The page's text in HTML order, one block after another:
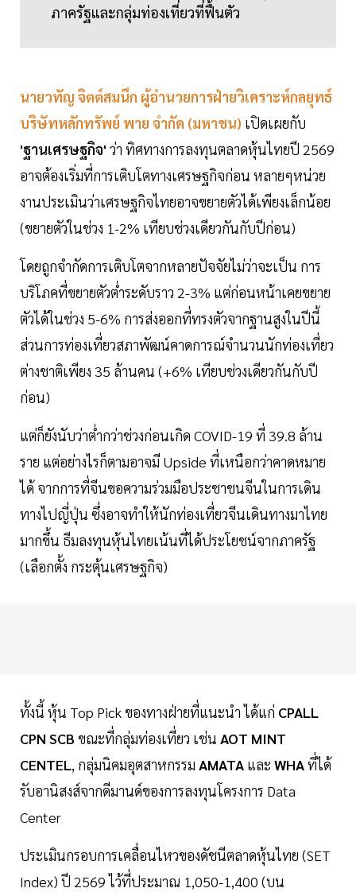
ภาครัฐและกลุ่มท่องเที่ยวที่ฟื้นตัว
นายวทัญ จิตต์สมนึก ผู้อำนวยการฝ่ายวิเคราะห์กลยุทธ์
บริษัทหลักทรัพย์ พาย จำกัด (มหาชน) เปิดเผยกับ
'ฐานเศรษฐกิจ' ว่า ทิศทางการลงทุนตลาดหุ้นไทยปี 2569
อาจต้องเริ่มที่การเติบโตทางเศรษฐกิจก่อน หลายๆหน่วย
งานประเมินว่าเศรษฐกิจไทยอาจขยายตัวได้เพียงเล็กน้อย
(ขยายตัวในช่วง 1-2% เทียบช่วงเดียวกันกับปีก่อน)
โดยถูกจำกัดการเติบโตจากหลายปัจจัยไม่ว่าจะเป็น การ
บริโภคที่ขยายตัวต่ำระดับราว 2-3% แต่ก่อนหน้าเคยขยาย
ตัวได้ในช่วง 5-6% การส่งออกที่ทรงตัวจากฐานสูงในปีนี้
ส่วนการท่องเที่ยวสภาพัฒน์คาดการณ์จำนวนนักท่องเที่ยว
ต่างชาติเพียง 35 ล้านคน (+6% เทียบช่วงเดียวกันกับปี
ก่อน)
แต่ก็ยังนับว่าต่ำกว่าช่วงก่อนเกิด COVID-19 ที่ 39.8 ล้าน
ราย แต่อย่างไรก็ตามอาจมี Upside ที่เหนือกว่าคาดหมาย
ได้ จากการที่จีนขอความร่วมมือประชาชนจีนในการเดิน
ทางไปญี่ปุ่น ซึ่งอาจทำให้นักท่องเที่ยวจีนเดินทางมาไทย
มากขึ้น ธีมลงทุนหุ้นไทยเน้นที่ได้ประโยชน์จากภาครัฐ
(เลือกตั้ง กระตุ้นเศรษฐกิจ)
ทั้งนี้ หุ้น Top Pick ของทางฝ่ายที่แนะนำ ได้แก่ CPALL
CPN SCB ขณะที่กลุ่มท่องเที่ยว เช่น AOT MINT
CENTEL, กลุ่มนิคมอุตสาหกรรม AMATA และ WHAที่ได้
รับอานิสงส์จากดีมานด์ของการลงทุนโครงการ Data
Center
ประเมินกรอบการเคลื่อนไหวของดัชนีตลาดหุ้นไทย (SET
Index) ปี 2569 ไว้ที่ประมาณ 1,050-1,400 (บน